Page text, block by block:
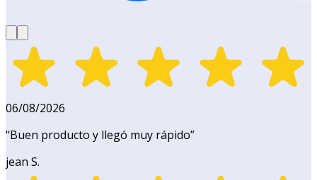
06/08/2026
“Buen producto y llegó muy rápido”
jean S.